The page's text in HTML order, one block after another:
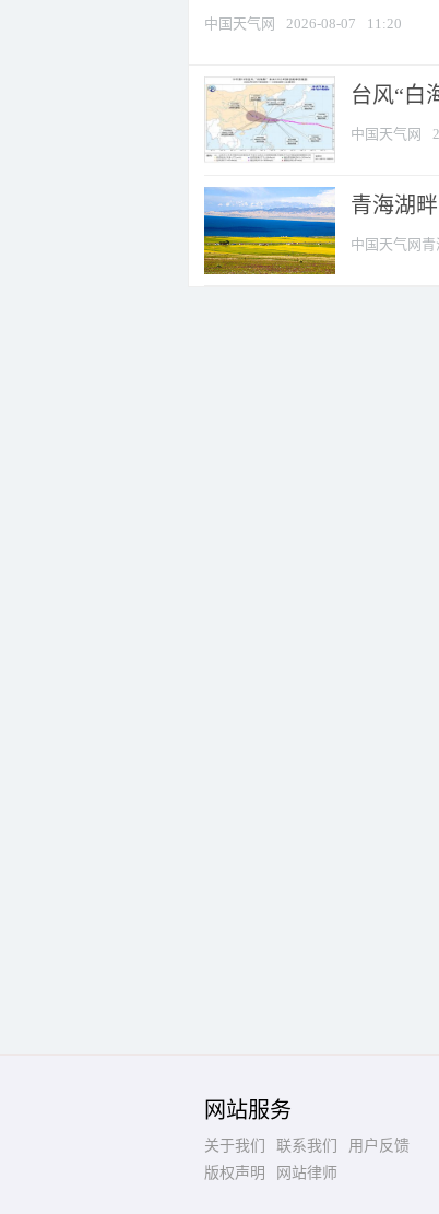
中国天气网 2026-08-07 11:20
台风“白
中国天气网
青海湖
中国天气网青
网站服务
关于我们 联系我们
用户反馈
版权声明
网站律师